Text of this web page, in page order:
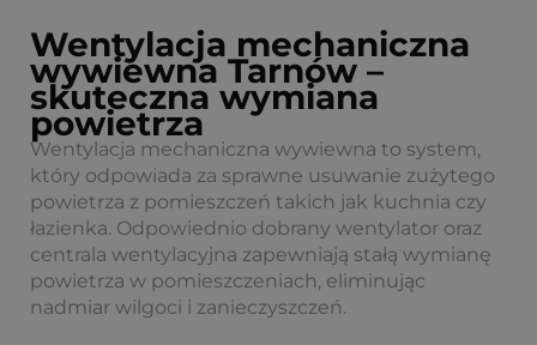
Wentylacja mechaniczna
wywiewna Tarnów –
skuteczna wymiana
powietrza
Wentylacja mechaniczna wywiewna to system,
który odpowiada za sprawne usuwanie zużytego
powietrza z pomieszczeń takich jak kuchnia czy
łazienka. Odpowiednio dobrany wentylator oraz
centrala wentylacyjna zapewniają stałą wymianę
powietrza w pomieszczeniach, eliminując
nadmiar wilgoci i zanieczyszczeń.